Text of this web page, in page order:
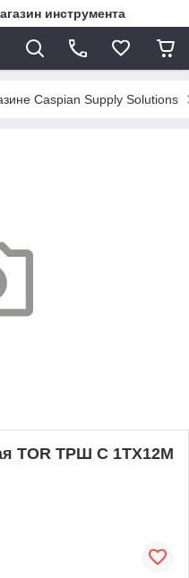
инструмента
Caspian Supply Solutions
TOR ТРШ C 1ТХ12М